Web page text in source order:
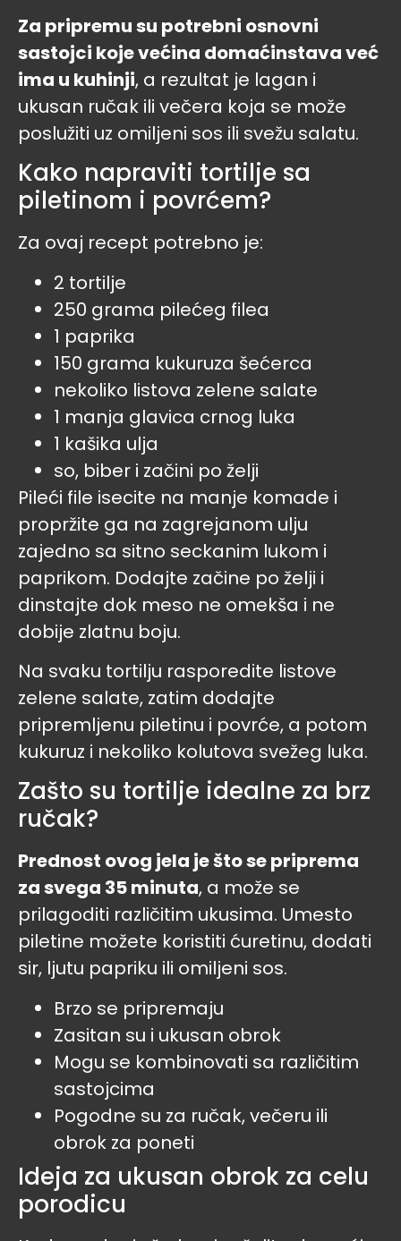
Za pripremu su potrebni osnovni
sastojci koje većina domaćinstava već
ima u kuhinji, a rezultat je lagan i
ukusan ručak ili večera koja se može
poslužiti uz omiljeni sos ili svežu salatu.
Kako napraviti tortilje sa
piletinom i povrćem?
Za ovaj recept potrebno je:
2 tortilje
250 grama pilećeg filea
1 paprika
150 grama kukuruza šećerca
nekoliko listova zelene salate
1 manja glavica crnog luka
1 kašika ulja
so, biber i začini po želji
Pileći file isecite na manje komade i
propržite ga na zagrejanom ulju
zajedno sa sitno seckanim lukom i
paprikom. Dodajte začine po želji i
dinstajte dok meso ne omekša i ne
dobije zlatnu boju.
Na svaku tortilju rasporedite listove
zelene salate, zatim dodajte
pripremljenu piletinu i povrće, a potom
kukuruz i nekoliko kolutova svežeg luka.
Zašto su tortilje idealne za brz
ručak?
Prednost ovog jela je što se priprema
za svega 35 minuta, a može se
prilagoditi različitim ukusima. Umesto
piletine možete koristiti ćuretinu, dodati
sir, ljutu papriku ili omiljeni sos.
Brzo se pripremaju
Zasitan su i ukusan obrok
Mogu se kombinovati sa različitim
sastojcima
Pogodne su za ručak, večeru ili
obrok za poneti
Ideja za ukusan obrok za celu
porodicu